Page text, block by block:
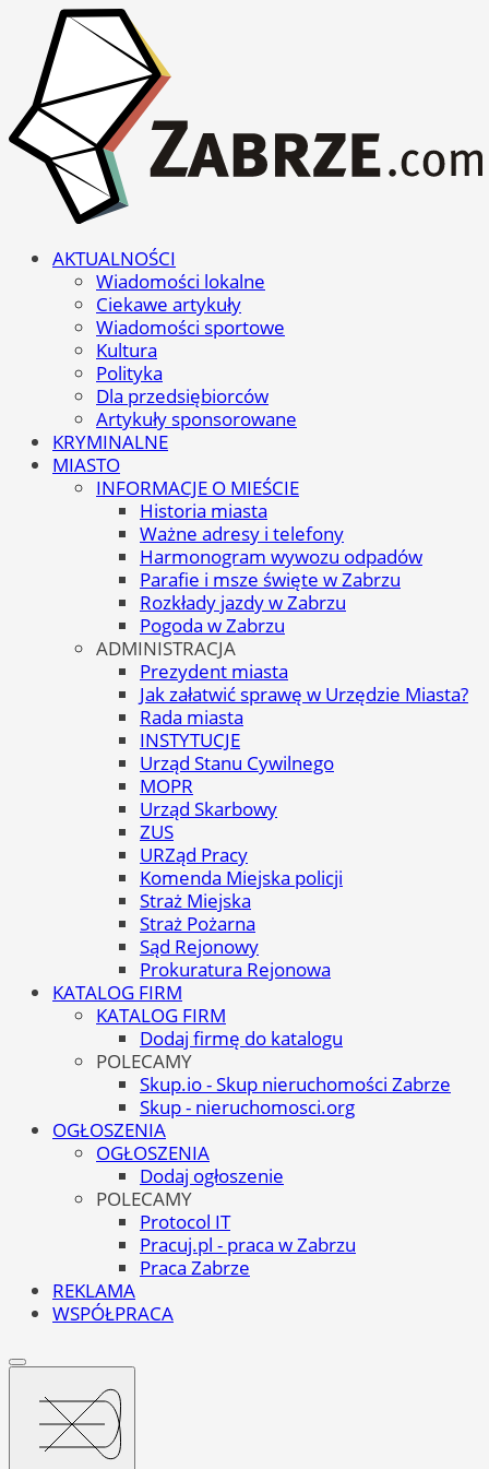
AKTUALNOŚCI
Wiadomości lokalne
Ciekawe artykuły
Wiadomości sportowe
Kultura
Polityka
Dla przedsiębiorców
Artykuły sponsorowane
KRYMINALNE
MIASTO
INFORMACJE O MIEŚCIE
Historia miasta
Ważne adresy i telefony
Harmonogram wywozu odpadów
Parafie i msze święte w Zabrzu
Rozkłady jazdy w Zabrzu
Pogoda w Zabrzu
ADMINISTRACJA
Prezydent miasta
Jak załatwić sprawę w Urzędzie Miasta?
Rada miasta
INSTYTUCJE
Urząd Stanu Cywilnego
MOPR
Urząd Skarbowy
ZUS
URZąd Pracy
Komenda Miejska policji
Straż Miejska
Straż Pożarna
Sąd Rejonowy
Prokuratura Rejonowa
KATALOG FIRM
KATALOG FIRM
Dodaj firmę do katalogu
POLECAMY
Skup.io - Skup nieruchomości Zabrze
Skup - nieruchomosci.org
OGŁOSZENIA
OGŁOSZENIA
Dodaj ogłoszenie
POLECAMY
Protocol IT
Pracuj.pl - praca w Zabrzu
Praca Zabrze
REKLAMA
WSPÓŁPRACA